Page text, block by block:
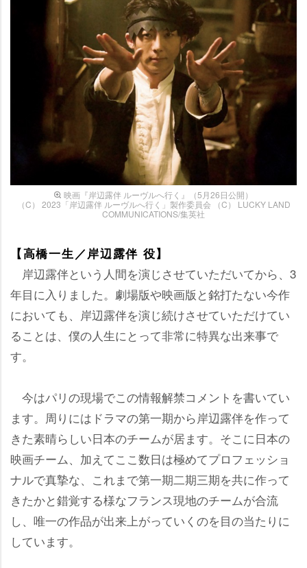
映画『岸辺露伴 ルーヴルへ行く』（5月26日公開）
（C） 2023「岸辺露伴 ルーヴルへ行く」製作委員会 （C） LUCKY LAND
COMMUNICATIONS/集英社
【高橋一生／岸辺露伴 役】
岸辺露伴という人間を演じさせていただいてから、3
年目に入りました。劇場版や映画版と銘打たない今作
においても、岸辺露伴を演じ続けさせていただけてい
ることは、僕の人生にとって非常に特異な出来事で
す。
今はパリの現場でこの情報解禁コメントを書いてい
ます。周りにはドラマの第一期から岸辺露伴を作って
きた素晴らしい日本のチームが居ます。そこに日本の
映画チーム、加えてここ数日は極めてプロフェッショ
ナルで真摯な、これまで第一期二期三期を共に作って
きたかと錯覚する様なフランス現地のチームが合流
し、唯一の作品が出来上がっていくのを目の当たりに
しています。